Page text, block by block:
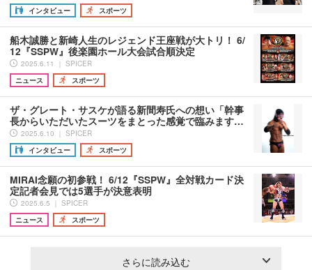
インタビュー
スポーツ
船木誠勝と新崎人生のレジェンド王座戦が大トリ！ 6/
12『SSPW』後楽園ホール大会試合順決定
2025.6.11 ｜ SPICER
ニュース
スポーツ
ザ・グレート・サスケが語る新間寿氏への想い「幹事
長からいただいたスーツをまとった感覚で臨みます…
2025.6.10 ｜ SPICER
インタビュー
スポーツ
MIRAI念願の初参戦！ 6/12『SSPW』全対戦カード決
定記者会見では5選手が決意表明
2025.6.5 ｜ SPICER
ニュース
スポーツ
さらに読み込む